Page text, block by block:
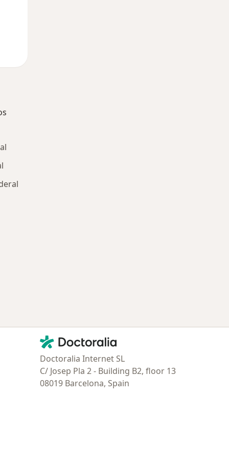
Contacto
Doctoralia - Página de inicio
Doctoralia Internet SL
C/ Josep Pla 2 - Building B2, floor 13
08019 Barcelona, Spain